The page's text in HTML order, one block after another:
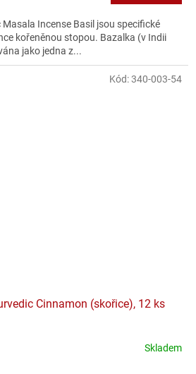
Incense Basil jsou specifické
kořeněnou stopou. Bazalka (v Indii
jako jedna z...
Cinnamon (skořice), 12 ks
Skladem
Kód:340-003-54